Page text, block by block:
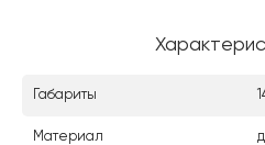
Габариты
Материал